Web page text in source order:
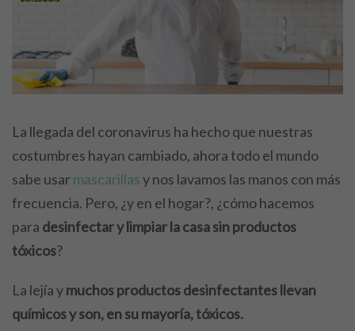
La llegada del coronavirus ha hecho que nuestras
costumbres hayan cambiado, ahora todo el mundo
sabe usarmascarillasy nos lavamos las manos con más
frecuencia. Pero, ¿y en el hogar?, ¿cómo hacemos
para desinfectar y limpiar la casa sin productos
tóxicos?
La lejía ymuchos productos desinfectantes llevan
químicos y son, en su mayoría, tóxicos.